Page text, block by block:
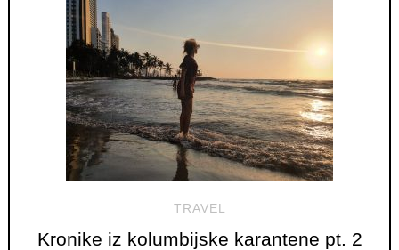
TRAVEL
Kronike iz kolumbijske karantene pt. 2